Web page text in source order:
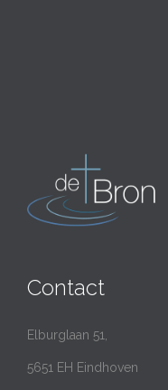
Contact
Elburglaan 51,
5651 EH Eindhoven